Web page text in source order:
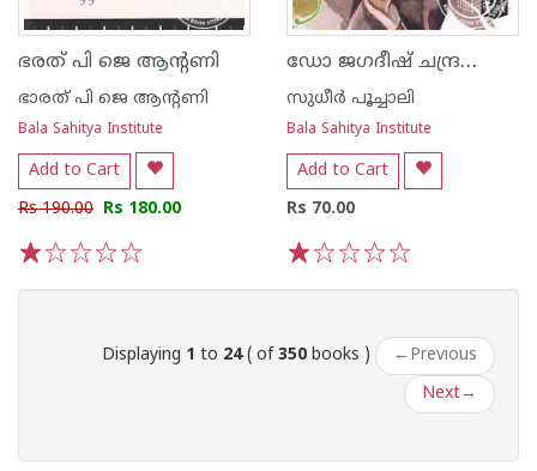
ഭരത് പി ജെ ആന്റണി
ഭാരത് പി ജെ ആന്റണി
Bala Sahitya Institute
Add to Cart
Rs 190.00 Rs 180.00
ഡോ ജഗദീഷ് ചന്ദ്രബോസ്
സുധീര്‍ പൂച്ചാലി
Bala Sahitya Institute
Add to Cart
Rs 70.00
Displaying 1 to 24( of 350 books ) ← Previous
Next→